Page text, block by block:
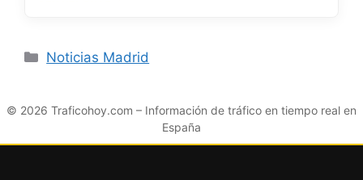
Categorías
Noticias Madrid
© 2026 Traficohoy.com – Información de tráfico en tiempo real en
España